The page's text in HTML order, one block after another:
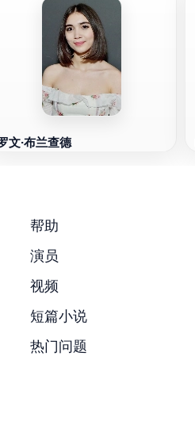
文·布兰查德
帮助
演员
视频
短篇小说
热门问题